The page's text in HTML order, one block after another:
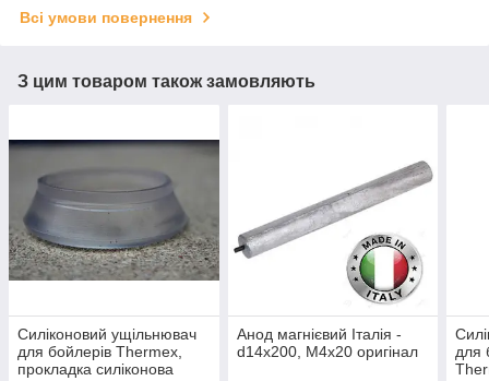
Всі умови повернення
З цим товаром також замовляють
Силіконовий ущільнювач
для бойлерів Thermex,
прокладка силіконова
Анод магнієвий Італія -
d14x200, M4x20 оригінал
для